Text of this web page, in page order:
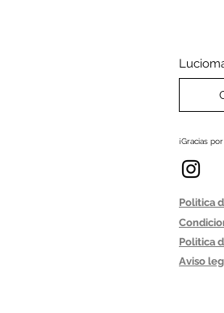
¡Gracias
Politica
Politica
Aviso